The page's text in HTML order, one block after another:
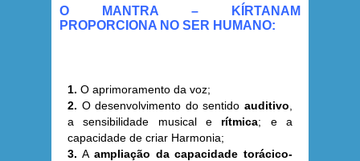
O MANTRA – KÍRTANAM
PROPORCIONA NO SER HUMANO:
1. O aprimoramento da voz;
2. O desenvolvimento do sentido auditivo
a sensibilidade musical e rítmica; e a
capacidade de criar Harmonia;
3. Aampliação da capacidade torácico-